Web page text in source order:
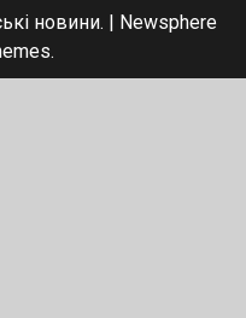
новини.
Newsphere